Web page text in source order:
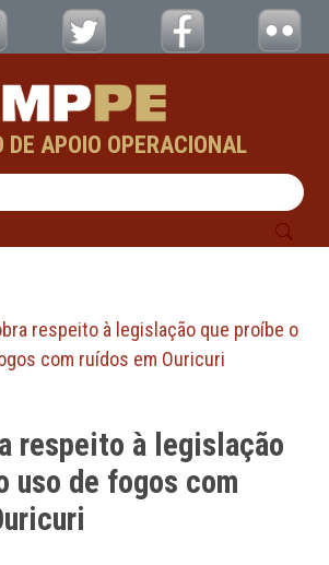
à legislação que
DE APOIO OPERACIONAL
respeito à legislação que proíbe o
com ruídos em Ouricuri
respeito à legislação
uso de fogos com